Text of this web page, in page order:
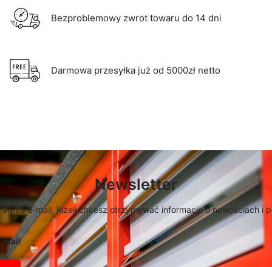
Bezproblemowy zwrot towaru do 14 dni
Darmowa przesyłka już od 5000zł netto
Newsletter
adres e-mail, jeżeli chcesz otrzymywać informacje o nowościach i
mail